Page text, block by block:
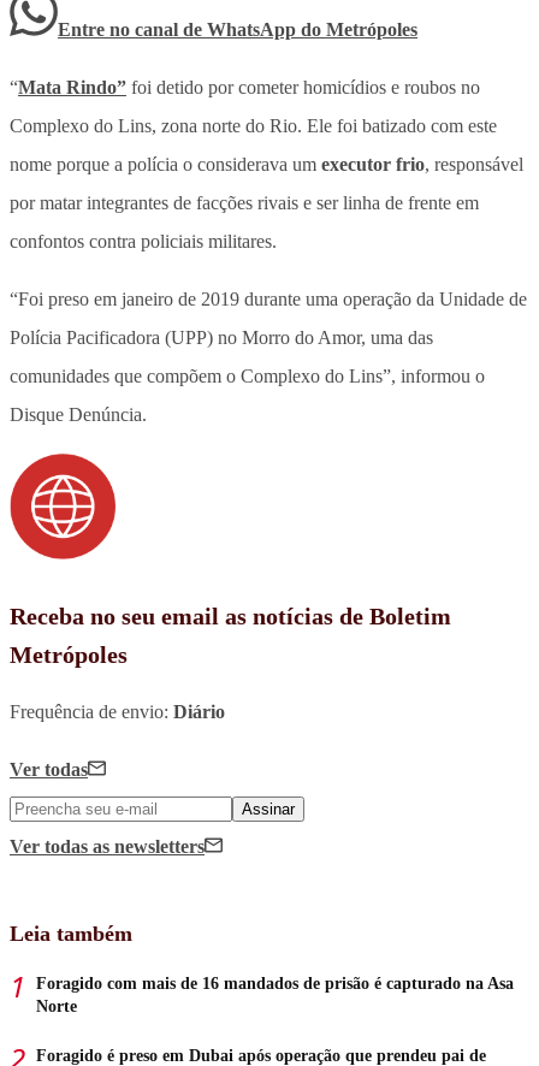
Entre no canal de WhatsApp do Metrópoles
“Mata Rindo” foi detido por cometer homicídios e roubos no
Complexo do Lins, zona norte do Rio. Ele foi batizado com este
nome porque a polícia o considerava um executor frio, responsável
por matar integrantes de facções rivais e ser linha de frente em
confontos contra policiais militares.
“Foi preso em janeiro de 2019 durante uma operação da Unidade de
Polícia Pacificadora (UPP) no Morro do Amor, uma das
comunidades que compõem o Complexo do Lins”, informou o
Disque Denúncia.
Receba no seu email as notícias de Boletim
Metrópoles
Frequência de envio: Diário
Ver todas
Assinar
Ver todas as newsletters
Leia também
Foragido com mais de 16 mandados de prisão é capturado na Asa
Norte
Foragido é preso em Dubai após operação que prendeu pai de